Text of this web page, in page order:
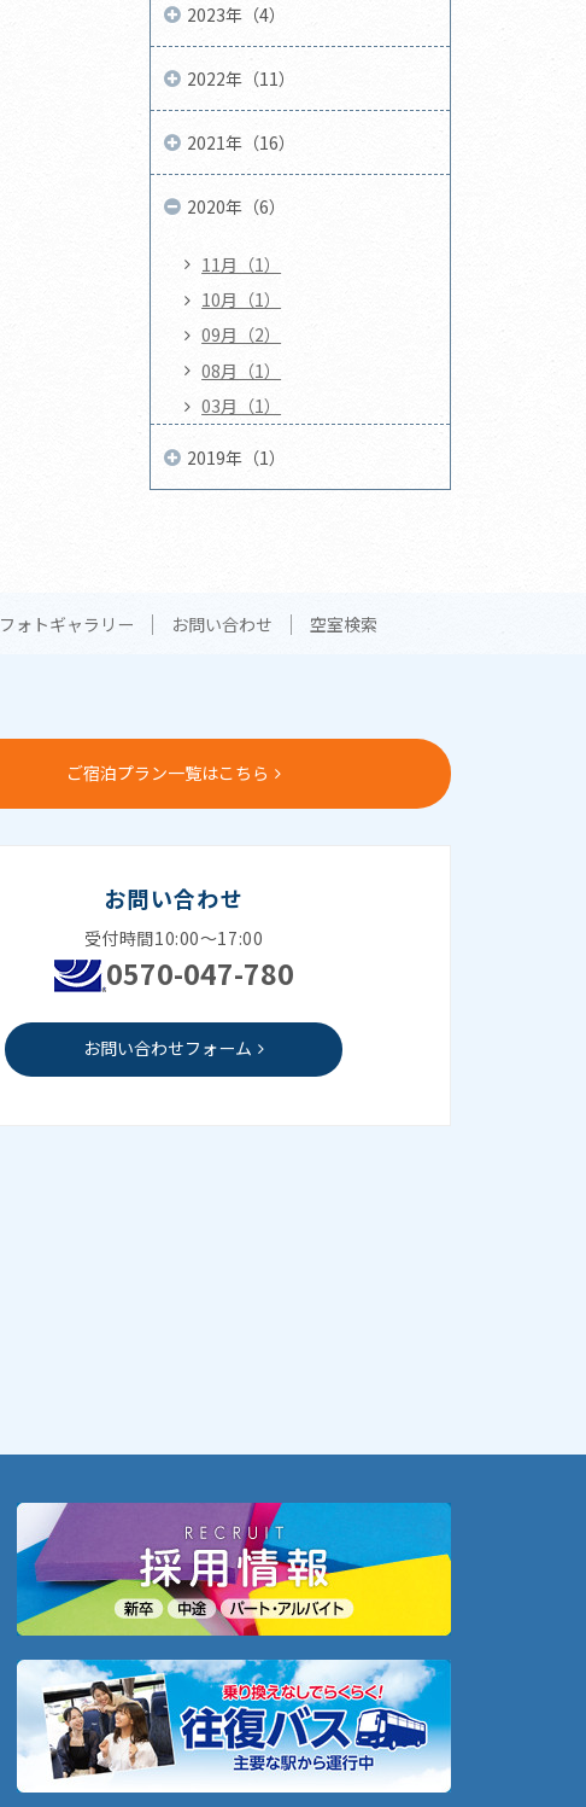
2023年（4）
2022年（11）
2021年（16）
2020年（6）
11月（1）
10月（1）
09月（2）
08月（1）
03月（1）
2019年（1）
フォトギャラリー お問い合わせ 空室検索
ご宿泊プラン一覧はこちら
お問い合わせ
受付時間10:00～17:00
0570-047-780
お問い合わせフォーム